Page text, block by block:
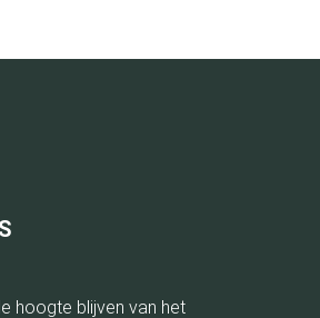
hoogte blijven van het